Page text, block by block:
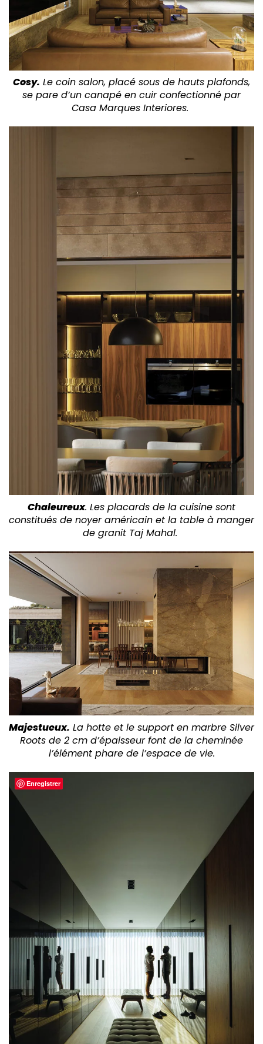
Cosy. Le coin salon, placé sous de hauts plafonds,
se pare d’un canapé en cuir confectionné par
Casa Marques Interiores.
Chaleureux. Les placards de la cuisine sont
constitués de noyer américain et la table à manger
de granit Taj Mahal.
Majestueux. La hotte et le support en marbre Silver
Roots de 2 cm d’épaisseur font de la cheminée
l’élément phare de l’espace de vie.
Enregistrer